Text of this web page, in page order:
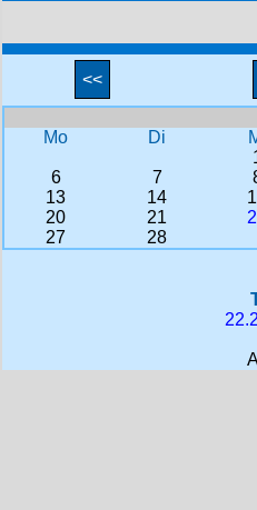
<<
Mo
Di
6
7
13
14
20
21
27
28